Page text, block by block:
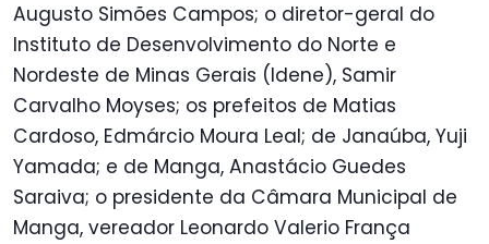
Augusto Simões Campos; o diretor-geral do
Instituto de Desenvolvimento do Norte e
Nordeste de Minas Gerais (Idene), Samir
Carvalho Moyses; os prefeitos de Matias
Cardoso, Edmárcio Moura Leal; de Janaúba, Yuji
Yamada; e de Manga, Anastácio Guedes
Saraiva; o presidente da Câmara Municipal de
Manga, vereador Leonardo Valerio França